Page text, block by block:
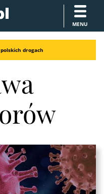
MENU
drogach